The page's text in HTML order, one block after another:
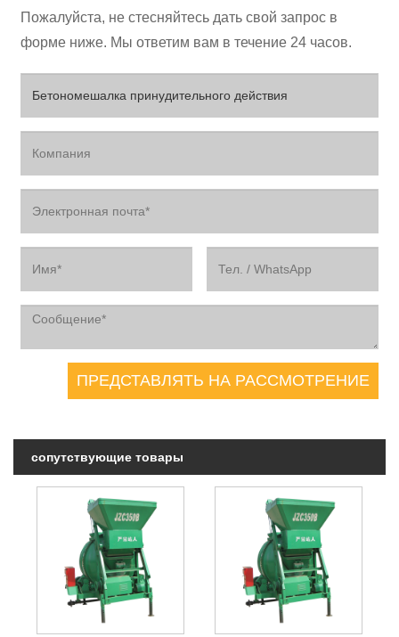
Пожалуйста, не стесняйтесь дать свой запрос в
форме ниже. Мы ответим вам в течение 24 часов.
сопутствующие товары